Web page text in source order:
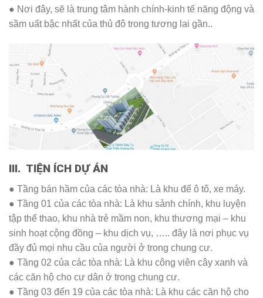
● Nơi đây, sẽ là trung tâm hành chính-kinh tế năng động và
sầm uất bậc nhất của thủ đô trong tương lai gần..
III. TIỆN ÍCH DỰ ÁN
● Tầng bán hầm của các tòa nhà: Là khu để ô tô, xe máy.
● Tầng 01 của các tòa nhà: Là khu sảnh chính, khu luyện
tập thể thao, khu nhà trẻ mầm non, khu thương mại – khu
sinh hoạt cộng đồng – khu dịch vụ, ….. đây là nơi phục vụ
đầy đủ mọi nhu cầu của người ở trong chung cư.
● Tầng 02 của các tòa nhà: Là khu công viên cây xanh và
các căn hộ cho cư dân ở trong chung cư.
● Tầng 03 đến 19 của các tòa nhà: Là khu các căn hộ cho